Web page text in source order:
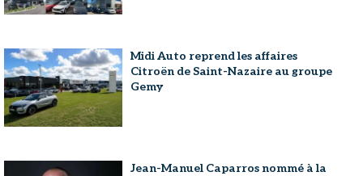
Midi Auto reprend les affaires
Citroën de Saint-Nazaire au groupe
Gemy
Jean-Manuel Caparros nommé à la